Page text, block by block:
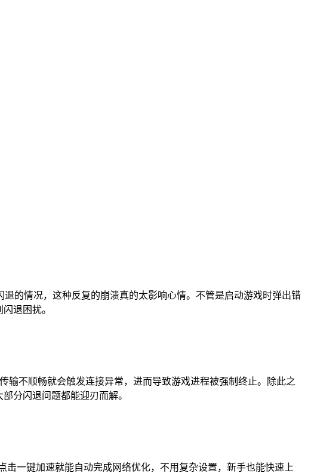
的情况，这种反复的崩溃真的太影响心情。不管是启动游戏时弹出错
退困扰。
不顺畅就会触发连接异常，进而导致游戏进程被强制终止。除此之
分闪退问题都能迎刃而解。
击一键加速就能自动完成网络优化，不用复杂设置，新手也能快速上